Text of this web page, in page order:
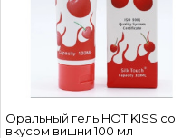
Оральный гель HOT KISS со
вкусом вишни 100 мл